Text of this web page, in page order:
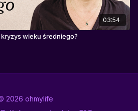
03:54
wieku średniego?
2026 ohmylife